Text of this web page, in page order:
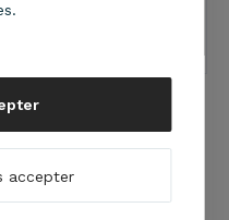
le 2/07/2015 à
accepter